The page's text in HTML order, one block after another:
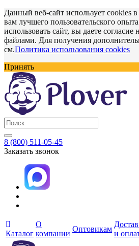
Данный веб-сайт использует cookies
вам лучшего пользовательского
использовать сайт, вы даете согласие
файлами. Для получения
см.Политика использования cookies
Принять
8 (800) 511-05-45
Заказать звонок
Каталог
О
компании
Оптовикам
и